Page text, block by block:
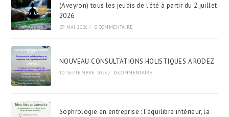
(Aveyron) tous les jeudis de l’été à partir du 2 juillet
2026
29 MAI 2026 / 0 COMMENTAIRE
NOUVEAU CONSULTATIONS HOLISTIQUES A RODEZ
10 SEPTEMBRE 2025 / 0 COMMENTAIRE
Sophrologie en entreprise : l’équilibre intérieur, la